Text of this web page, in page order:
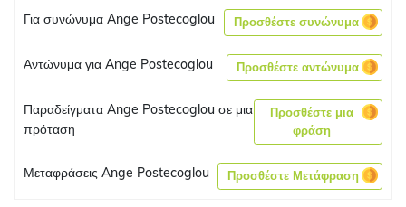
Για συνώνυμα Ange Postecoglou Προσθέστε συνώνυμα
Αντώνυμα για Ange Postecoglou Προσθέστε αντώνυμα
Παραδείγματα Ange Postecoglou σε μια
πρόταση
Προσθέστε μια
φράση
Μεταφράσεις Ange Postecoglou Προσθέστε Μετάφραση